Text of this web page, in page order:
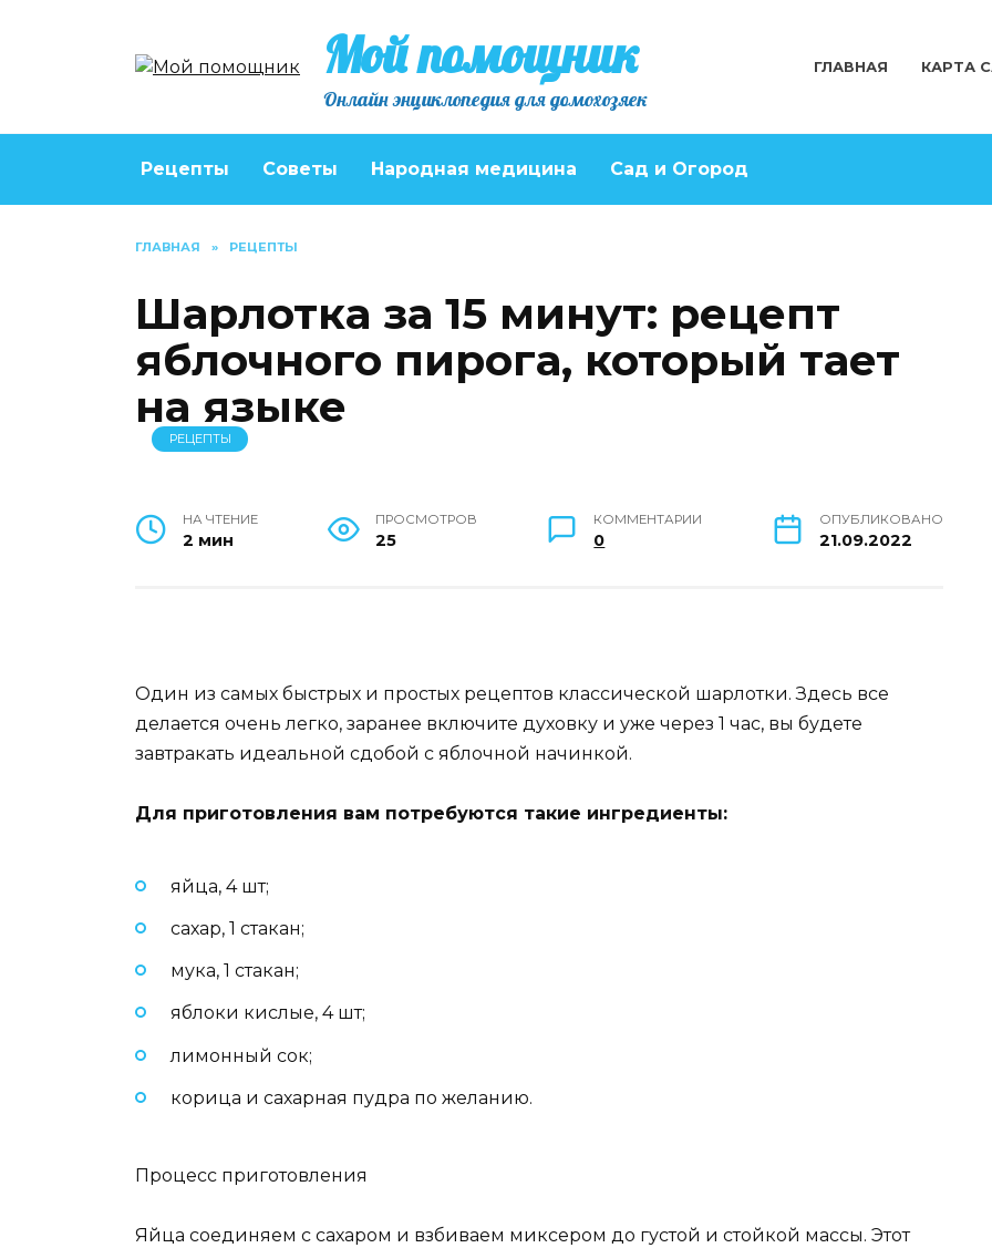
Мой помощник
Онлайн энциклопедия для домохозяек
ГЛАВНАЯ КАРТА
Рецепты Советы Народная медицина Сад и Огород
ГЛАВНАЯ » РЕЦЕПТЫ
Шарлотка за 15 минут: рецепт
яблочного пирога, который тает
на языке
РЕЦЕПТЫ
НА ЧТЕНИЕ
2 мин
ПРОСМОТРОВ
25
КОММЕНТАРИИ
0
ОПУБЛИКОВАНО
21.09.2022
Один из самых быстрых и простых рецептов классической шарлотки. Здесь все
делается очень легко, заранее включите духовку и уже через 1 час, вы будете
завтракать идеальной сдобой с яблочной начинкой.
Для приготовления вам потребуются такие ингредиенты:
яйца, 4 шт;
сахар, 1 стакан;
мука, 1 стакан;
яблоки кислые, 4 шт;
лимонный сок;
корица и сахарная пудра по желанию.
Процесс приготовления
Яйца соединяем с сахаром и взбиваем миксером до густой и стойкой массы. Этот